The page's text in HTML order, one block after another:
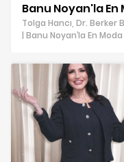
Banu Noyan'la En
Tolga Hancı, Dr.
| Banu Noyan’la En Moda